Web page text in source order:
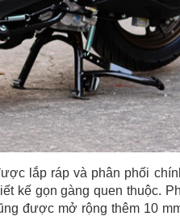
lắp ráp và phân phối
kế gọn gàng quen thuộc.
được mở rộng thêm 10